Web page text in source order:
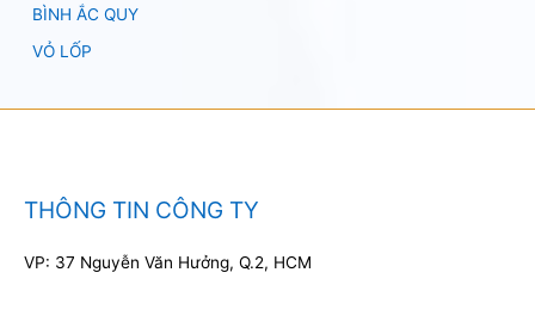
BÌNH ẮC QUY
VỎ LỐP
THÔNG TIN CÔNG TY
VP: 37 Nguyễn Văn Hưởng, Q.2, HCM